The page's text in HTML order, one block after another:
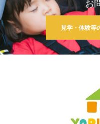
お
見学・体験等